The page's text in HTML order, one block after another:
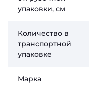
упаковки, см
Количество в
транспортной
упаковке
Марка